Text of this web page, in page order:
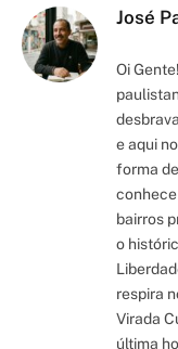
José
Oi
e aqui
forma
bairros
o
respira
Virada
última